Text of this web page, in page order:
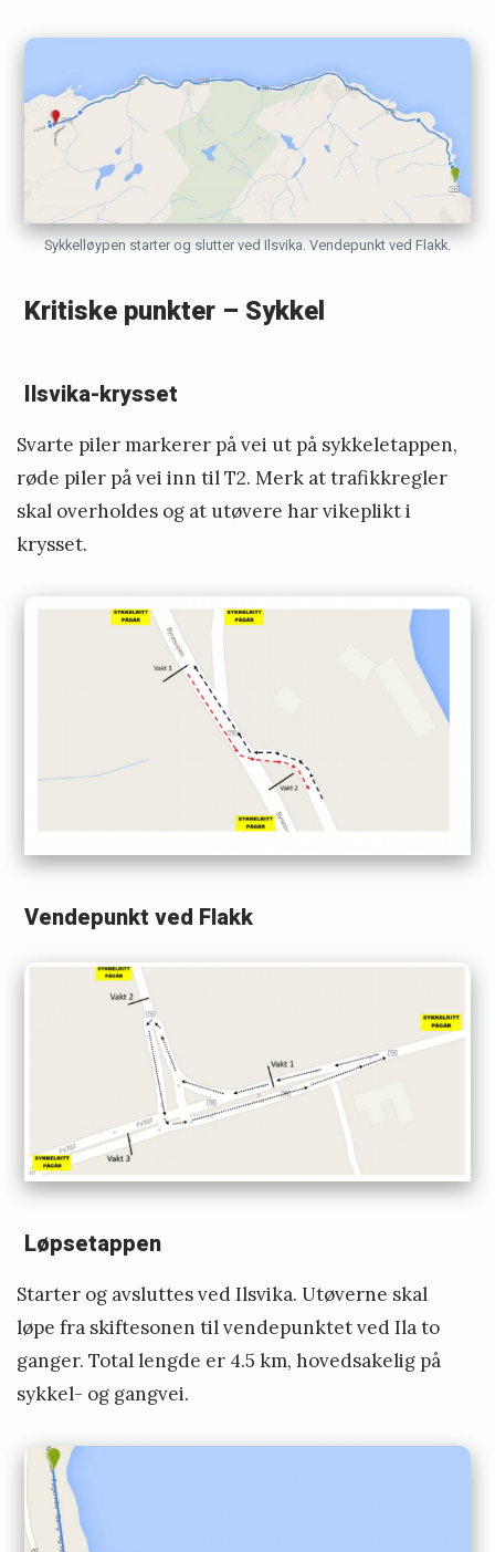
Sykkelløypen starter og slutter ved Ilsvika. Vendepunkt ved Flakk.
Kritiske punkter – Sykkel
Ilsvika-krysset
Svarte piler markerer på vei ut på sykkeletappen,
røde piler på vei inn til T2. Merk at trafikkregler
skal overholdes og at utøvere har vikeplikt i
krysset.
Vendepunkt ved Flakk
Løpsetappen
Starter og avsluttes ved Ilsvika. Utøverne skal
løpe fra skiftesonen til vendepunktet ved Ila to
ganger. Total lengde er 4.5 km, hovedsakelig på
sykkel- og gangvei.